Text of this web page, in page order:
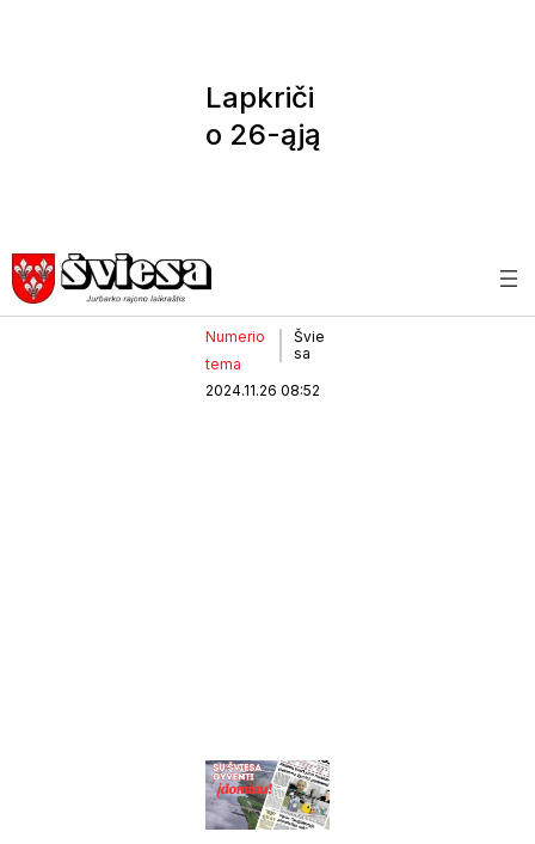
Lapkriči
o 26-ąją
numeris
Numerio
tema
Švie
sa
2024.11.26 08:52